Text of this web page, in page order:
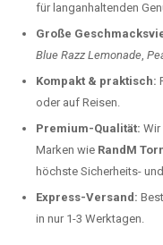
für langanhaltenden
Große
Blue Razz Lemonade,
Kompakt & praktisch:
oder auf Reisen.
Premium-Qualität: Wir
Marken wie RandM
höchste Sicherheits-
Express-Versand:
in nur 1-3 Werktagen.